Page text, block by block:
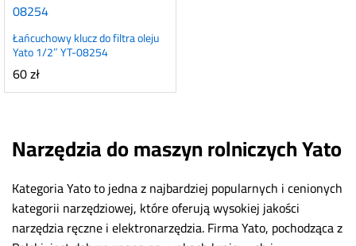
Łańcuchowy klucz do filtra oleju
Yato 1/2″ YT-08254
60zł
Narzędzia do maszyn rolniczych Yato
Kategoria Yato to jedna z najbardziej popularnych i cenionych
kategorii narzędziowej, które oferują wysokiej jakości
narzędzia ręczne i elektronarzędzia. Firma Yato, pochodząca z